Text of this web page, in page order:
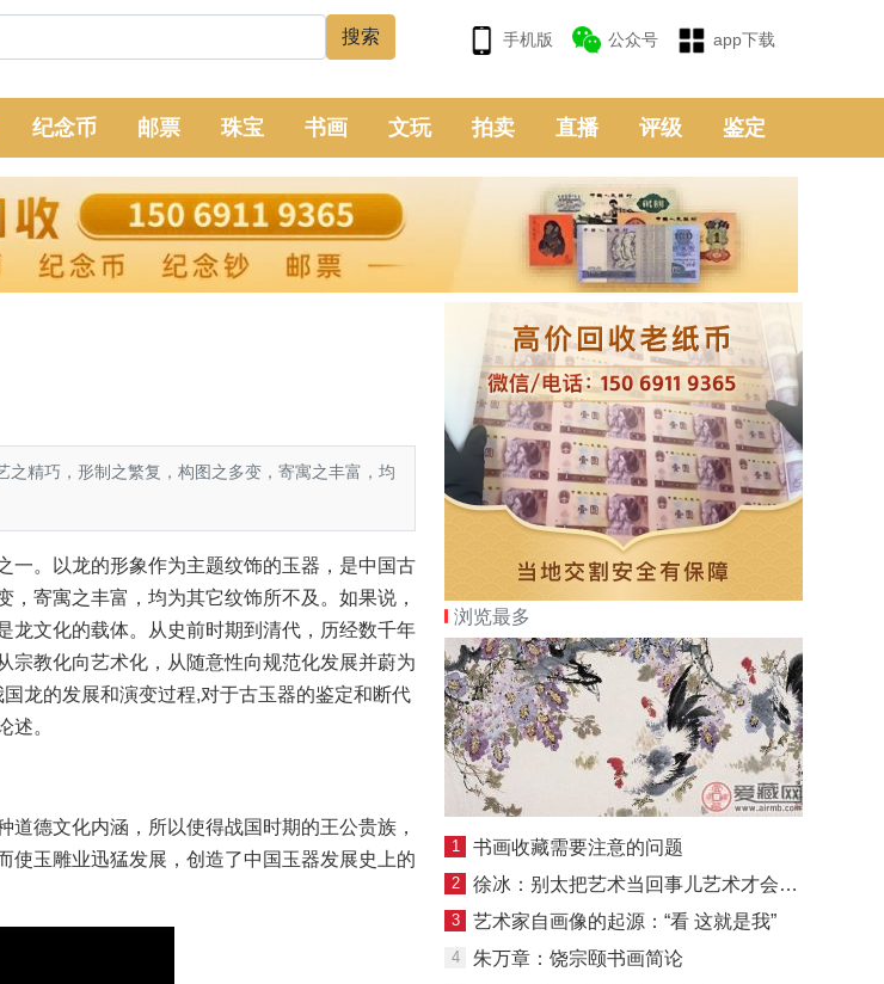
手机版 公众号 app下载
纪念币 邮票 珠宝 书画 文玩 拍卖 直播 评级 鉴定
精巧，形制之繁复，构图之多变，寄寓之丰富，均
。以龙的形象作为主题纹饰的玉器，是中国古
寄寓之丰富，均为其它纹饰所不及。如果说，
龙文化的载体。从史前时期到清代，历经数千年
宗教化向艺术化，从随意性向规范化发展并蔚为
龙的发展和演变过程,对于古玉器的鉴定和断代
述。
德文化内涵，所以使得战国时期的王公贵族，
使玉雕业迅猛发展，创造了中国玉器发展史上的
浏览最多
1 书画收藏需要注意的问题
2 徐冰：别太把艺术当回事儿艺术才会出现
3 艺术家自画像的起源：“看 这就是我”
4 朱万章：饶宗颐书画简论